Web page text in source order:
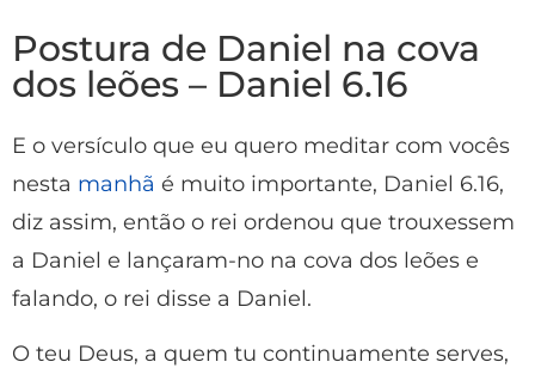
Postura de Daniel na cova
dos leões – Daniel 6.16
E o versículo que eu quero meditar com vocês
nesta manhã é muito importante, Daniel 6.16,
diz assim, então o rei ordenou que trouxessem
a Daniel e lançaram-no na cova dos leões e
falando, o rei disse a Daniel.
O teu Deus, a quem tu continuamente serves,